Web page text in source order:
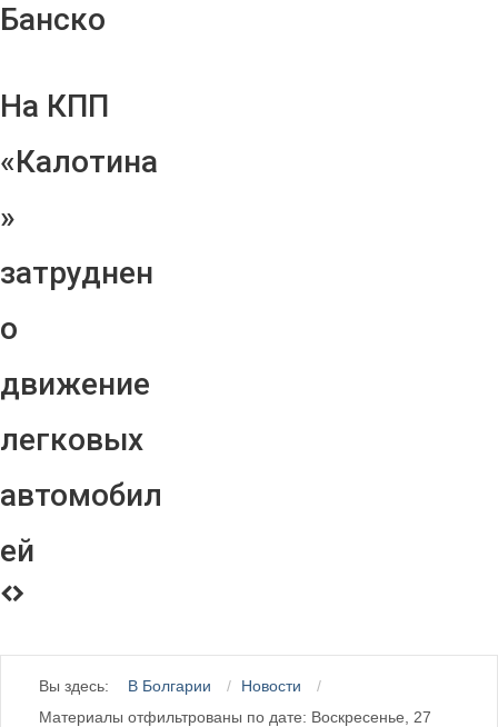
Банско
На КПП
«Калотина
»
затруднен
о
движение
легковых
автомобил
ей
Вы здесь: В Болгарии
Новости
Материалы отфильтрованы по дате: Воскресенье, 27